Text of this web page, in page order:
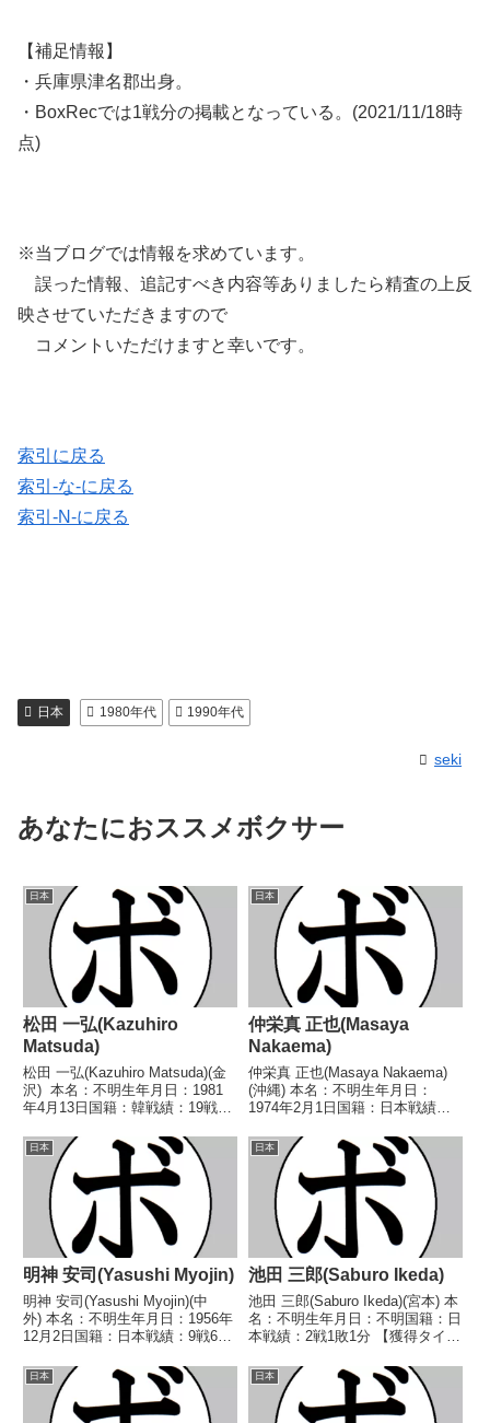
【補足情報】
・兵庫県津名郡出身。
・BoxRecでは1戦分の掲載となっている。(2021/11/18時
点)
※当ブログでは情報を求めています。
誤った情報、追記すべき内容等ありましたら精査の上反
映させていただきますので
コメントいただけますと幸いです。
索引に戻る
索引-な-に戻る
索引-N-に戻る
日本 1980年代 1990年代
seki
あなたにおススメボクサー
日本
松田 一弘(Kazuhiro
Matsuda)
松田 一弘(Kazuhiro Matsuda)(金
沢) 本名：不明生年月日：1981
年4月13日国籍：韓戦績：19戦7
ル】なし 【戦歴】1999/10/15
●4R判定 (採点不明) 今西 直樹
(エデ...
日本
仲栄真 正也(Masaya
Nakaema)
仲栄真 正也(Masaya Nakaema)
(沖縄) 本名：不明生年月日：
1974年2月1日国籍：日本戦績：
ル】なし 【戦歴】1994/07/15
〇4RTKO 米内山 英隆(国
際)1994/08/1...
日本
明神 安司(Yasushi Myojin)
明神 安司(Yasushi Myojin)(中
外) 本名：不明生年月日：1956年
12月2日国籍：日本戦績：9戦6勝
1979年度西日本ウェルター級新
人王 【戦歴】1978/12/13 ○4R
判定 (採点...
日本
池田 三郎(Saburo Ikeda)
池田 三郎(Saburo Ikeda)(宮本) 本
名：不明生年月日：不明国籍：日
本戦績：2戦1敗1分 【獲得タイト
△4R判定 (採点不明) 三波 弘二
(宮本)1955/03/27 ●1RTKO 中
野 ...
日本 日本